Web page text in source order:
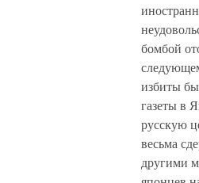
бомбой
избиты
газеты в
русскую
весьма
другими